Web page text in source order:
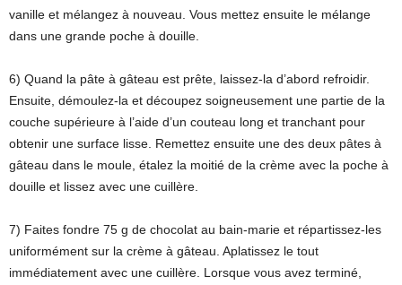
vanille et mélangez à nouveau. Vous mettez ensuite le mélange
dans une grande poche à douille.
6) Quand la pâte à gâteau est prête, laissez-la d’abord refroidir.
Ensuite, démoulez-la et découpez soigneusement une partie de la
couche supérieure à l’aide d’un couteau long et tranchant pour
obtenir une surface lisse. Remettez ensuite une des deux pâtes à
gâteau dans le moule, étalez la moitié de la crème avec la poche à
douille et lissez avec une cuillère.
7) Faites fondre 75 g de chocolat au bain-marie et répartissez-les
uniformément sur la crème à gâteau. Aplatissez le tout
immédiatement avec une cuillère. Lorsque vous avez terminé,